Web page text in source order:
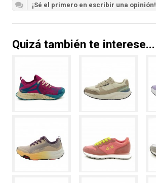
¡Sé el primero en escribir una opinión!
Quizá también te interese...